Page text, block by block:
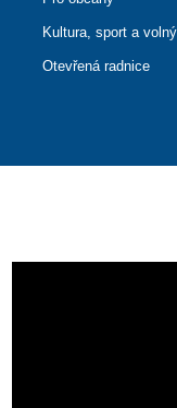
Kultura, sport a
Otevřená radnice